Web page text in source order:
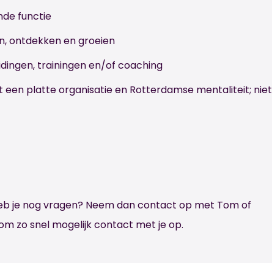
functie
ontdekken en groeien
trainingen en/of coaching
een platte organisatie en Rotterdamse mentaliteit; niet
je nog vragen? Neem dan contact op met Tom of
zo snel mogelijk contact met je op.